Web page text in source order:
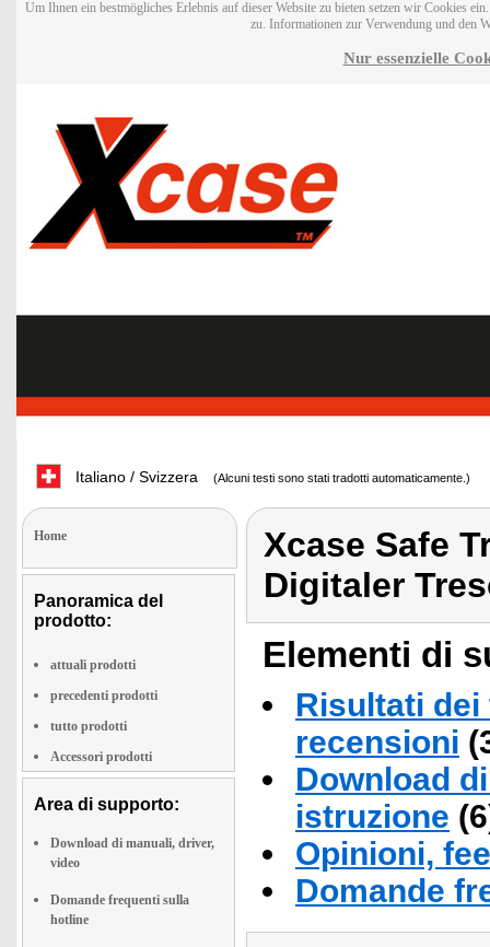
Um Ihnen ein bestmögliches Erlebnis auf dieser Website zu bieten setzen wir Cookies
zu. Informationen zur Verwendung und den
Nur essenzielle
Italiano / Svizzera (Alcuni testi sono stati tradotti automaticamente.)
Home
Panoramica del
prodotto:
attuali prodotti
precedenti prodotti
tutto prodotti
Accessori prodotti
Area di supporto:
Download di manuali, driver,
video
Domande frequenti sulla
hotline
Xcase Safe
Digitaler
Elementi di
Risultati
recensioni
Download
istruzione
Opinioni,
Domande